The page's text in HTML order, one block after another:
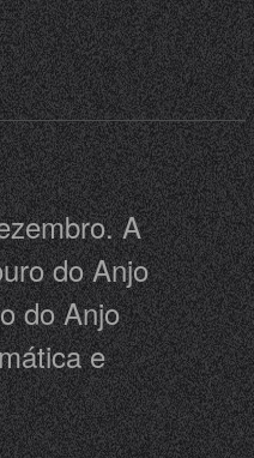
A
do Anjo
do Anjo
e